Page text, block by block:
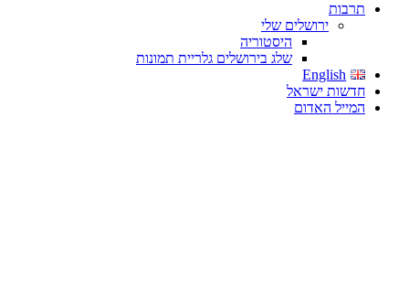
תרבות
ירושלים שלי
היסטוריה
שלג בירושלים גלריית תמונות
English
חדשות ישראל
המייל האדום